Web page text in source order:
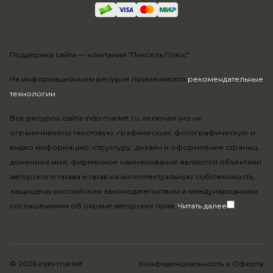
На информационном ресурсе применяются рекомендательные
технологии.
Все ресурсы сайта indo-market.ru, включая (но не
ограничиваясь) текстовую, графическую, фотографическую и
видео информацию, структуру, дизайн и оформление страниц,
доменное имя, фирменное наименование являются объектами
авторского права и прав на интеллектуальную собственность,
защищены российским законодательством и международными
соглашениями об охране авторских прав. Читать далее
Поддержка сайта — компания "Пиксель Плюс"
© 2026 indo-market Конфиденциальность и Оферта